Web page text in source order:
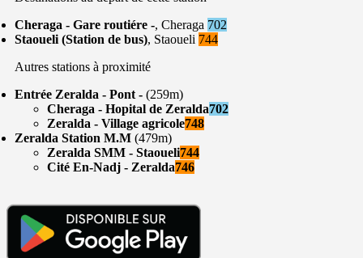
Cheraga - Gare routiére -, Cheraga 702
Staoueli (Station de bus), Staoueli 744
Autres stations à proximité
Entrée Zeralda - Pont - (259m)
Cheraga - Hopital de Zeralda702
Zeralda - Village agricole748
Zeralda Station M.M (479m)
Zeralda SMM - Staoueli744
Cité En-Nadj - Zeralda746